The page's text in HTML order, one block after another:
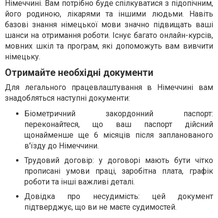
Німеччині. Вам потрібно буде спілкуватися з підопічним,
його родиною, лікарями та іншими людьми. Навіть
базові знання німецької мови значно підвищать ваші
шанси на отримання роботи. Існує багато онлайн-курсів,
мовних шкіл та програм, які допоможуть вам вивчити
німецьку.
Отримайте необхідні документи
Для легального працевлаштування в Німеччині вам
знадобляться наступні документи:
Біометричний закордонний паспорт:
переконайтеся, що ваш паспорт дійсний
щонайменше ще 6 місяців після запланованого
в'їзду до Німеччини.
Трудовий договір: у договорі мають бути чітко
прописані умови праці, заробітна плата, графік
роботи та інші важливі деталі.
Довідка про несудимість: цей документ
підтверджує, що ви не маєте судимостей.